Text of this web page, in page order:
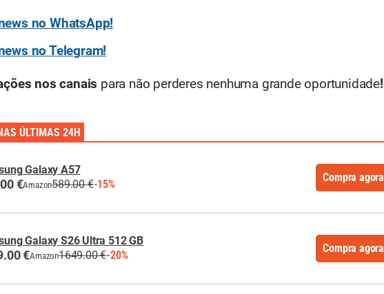
no WhatsApp!
no Telegram!
nos canais para não perderes nenhuma grande oportunidade!
ÚLTIMAS 24H
Galaxy A57
€Amazon589.00 €-15%
Compra agora
Galaxy S26 Ultra 512 GB
€Amazon1649.00 €-20%
Compra agora